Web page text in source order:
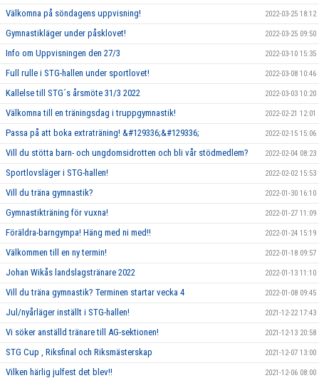
Välkomna på söndagens uppvisning! 2022-03-25 18:12
Gymnastikläger under påsklovet! 2022-03-25 09:50
Info om Uppvisningen den 27/3 2022-03-10 15:35
Full rulle i STG-hallen under sportlovet! 2022-03-08 10:46
Kallelse till STG´s årsmöte 31/3 2022 2022-03-03 10:20
Välkomna till en träningsdag i truppgymnastik! 2022-02-21 12:01
Passa på att boka extraträning! &#129336;&#129336; 2022-02-15 15:06
Vill du stötta barn- och ungdomsidrotten och bli vår stödmedlem? 2022-02-04 08:23
Sportlovsläger i STG-hallen! 2022-02-02 15:53
Vill du träna gymnastik? 2022-01-30 16:10
Gymnastikträning för vuxna! 2022-01-27 11:09
Föräldra-barngympa! Häng med ni med!! 2022-01-24 15:19
Välkommen till en ny termin! 2022-01-18 09:57
Johan Wikås landslagstränare 2022 2022-01-13 11:10
Vill du träna gymnastik? Terminen startar vecka 4 2022-01-08 09:45
Jul/nyårläger inställt i STG-hallen! 2021-12-22 17:43
Vi söker anställd tränare till AG-sektionen! 2021-12-13 20:58
STG Cup , Riksfinal och Riksmästerskap 2021-12-07 13:00
Vilken härlig julfest det blev!! 2021-12-06 08:00